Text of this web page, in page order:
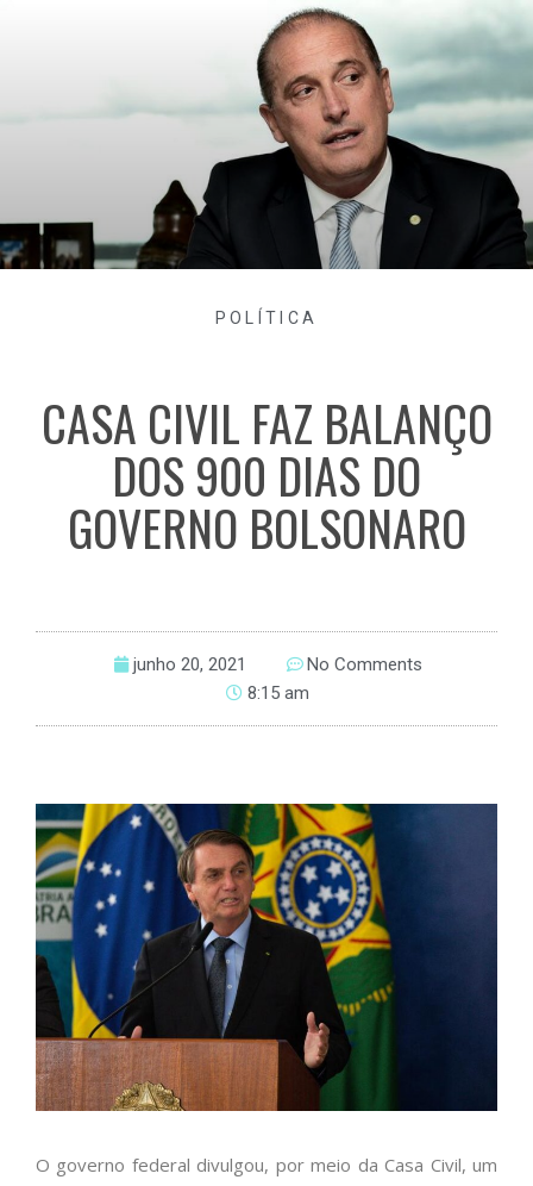
POLÍTICA
CASA CIVIL FAZ BALANÇO
DOS 900 DIAS DO
GOVERNO BOLSONARO
junho 20, 2021
No Comments
8:15 am
O governo federal divulgou, por meio da Casa Civil, um